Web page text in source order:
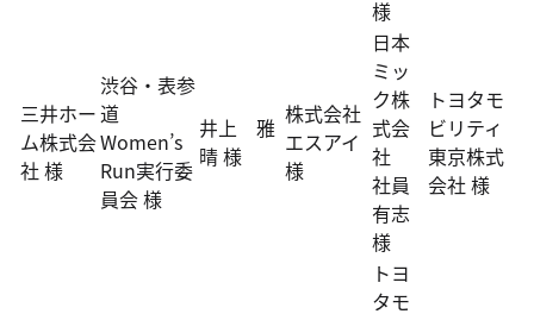
様
三井ホー
ム株式会
社 様
渋谷・表参
道
Women’s
Run実行委
員会 様
井上 雅
晴 様
株式会社
エスアイ
様
日本
ミッ
ク株
式会
社
社員
有志
様
トヨタモ
ビリティ
東京株式
会社 様
トヨ
タモ